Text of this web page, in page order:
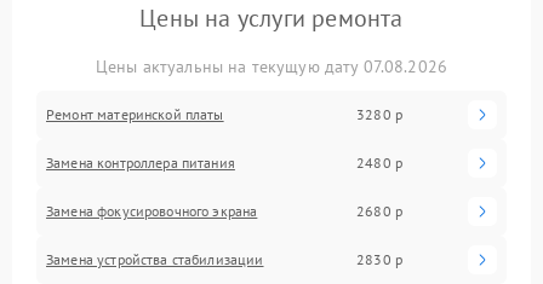
Цены на услуги ремонта
Цены актуальны на текущую дату 07.08.2026
Ремонт материнской платы 3280 р
Замена контроллера питания 2480 р
Замена фокусировочного экрана 2680 р
Замена устройства стабилизации 2830 р